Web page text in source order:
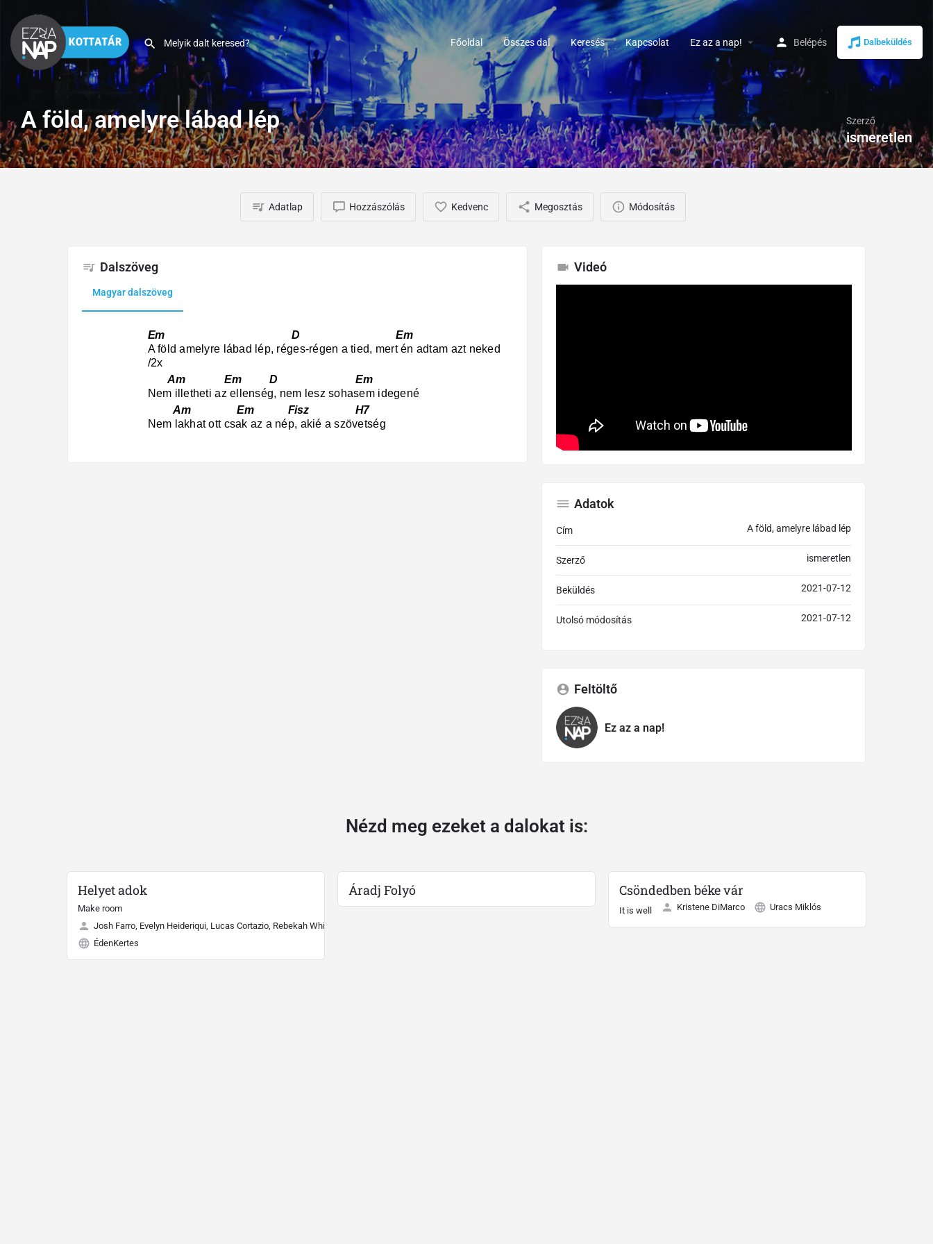
Főoldal Összes dal Keresés Kapcsolat Ez az a nap! arrow_drop_down Belépés Dalbeküldés
A föld, amelyre lábad lép Szerző
ismeretlen
Adatlap Hozzászólás Kedvenc Megosztás Módosítás
Dalszöveg
Magyar dalszöveg
Em D Em
A föld amelyre lábad lép, réges-régen a tied, mert én adtam azt neked
/2x
Am Em D Em
Nem illetheti az ellenség, nem lesz sohasem idegené
Am Em Fisz H7
Nem lakhat ott csak az a nép, akié a szövetség
Videó
Adatok
Cím A föld, amelyre lábad lép
Szerző ismeretlen
Beküldés 2021-07-12
Utolsó módosítás 2021-07-12
Feltöltő
Ez az a nap!
Nézd meg ezeket a dalokat is:
Helyet adok
Make room
Josh Farro, Evelyn Heideriqui, Lucas Cortazio, Rebekah White
ÉdenKertes
Áradj Folyó Csöndedben béke vár
It is well Kristene DiMarco Uracs Miklós